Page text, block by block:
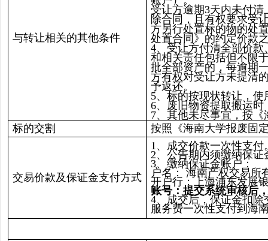
与转让相关的其他条件
受让方逾期3天内未付
除合同，且有权要求受
方另行处置标的物的处
处置合同》的约定价款
4、受让方付清全部价
和相关责任包括但不限
批全部资产的，每逾期
方有权对受让方未提清
予返还。
5、标的按现状转让，
6、废旧物资提取搬运
7、其他未尽事宜，按
标的交割
按照《海南大学报废固
交易价款及保证金支付方式
1、成交价款一次性支付
2、公告期内须缴纳保证
3、缴纳保证金账户：
户名： 海南产权交易所
开户行：上海浦东发展
账号：提交系统审核后
4、成交后，保证金扣
服务费一次性支付到海